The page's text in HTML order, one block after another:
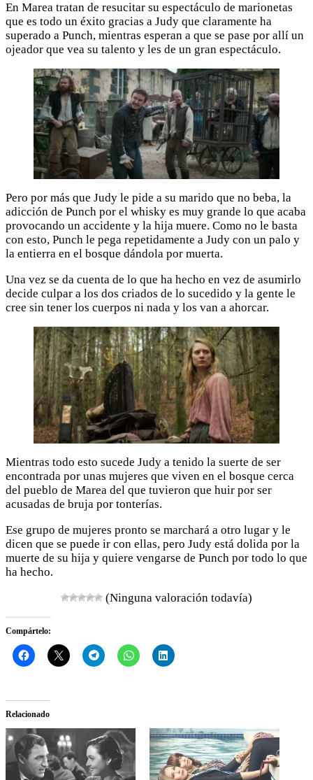
En Marea tratan de resucitar su espectáculo de marionetas
que es todo un éxito gracias a Judy que claramente ha
superado a Punch, mientras esperan a que se pase por allí un
ojeador que vea su talento y les de un gran espectáculo.
Pero por más que Judy le pide a su marido que no beba, la
adicción de Punch por el whisky es muy grande lo que acaba
provocando un accidente y la hija muere. Como no le basta
con esto, Punch le pega repetidamente a Judy con un palo y
la entierra en el bosque dándola por muerta.
Una vez se da cuenta de lo que ha hecho en vez de asumirlo
decide culpar a los dos criados de lo sucedido y la gente le
cree sin tener los cuerpos ni nada y los van a ahorcar.
Mientras todo esto sucede Judy a tenido la suerte de ser
encontrada por unas mujeres que viven en el bosque cerca
del pueblo de Marea del que tuvieron que huir por ser
acusadas de bruja por tonterías.
Ese grupo de mujeres pronto se marchará a otro lugar y le
dicen que se puede ir con ellas, pero Judy está dolida por la
muerte de su hija y quiere vengarse de Punch por todo lo que
ha hecho.
(Ninguna valoración todavía)
Compártelo:
Relacionado